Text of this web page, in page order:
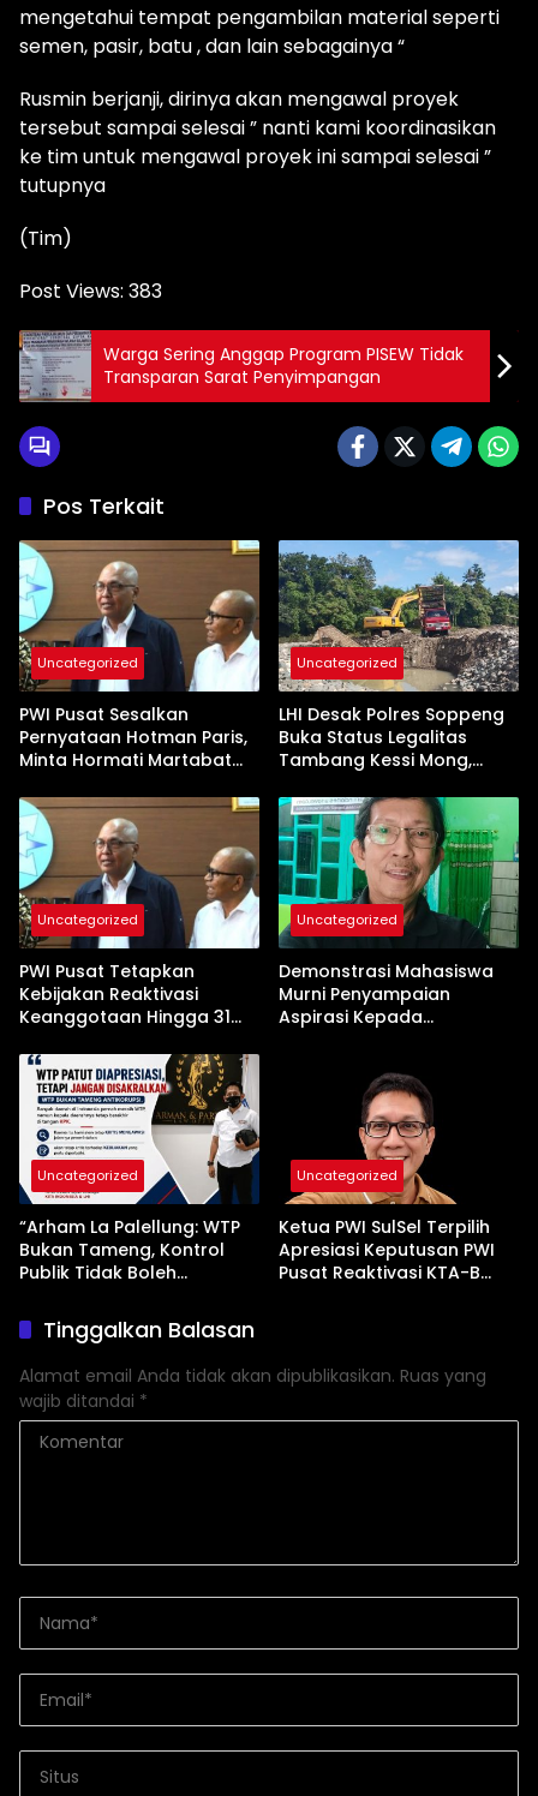
mengetahui tempat pengambilan material seperti
semen, pasir, batu , dan lain sebagainya “
Rusmin berjanji, dirinya akan mengawal proyek
tersebut sampai selesai ” nanti kami koordinasikan
ke tim untuk mengawal proyek ini sampai selesai ”
tutupnya
(Tim)
Post Views: 383
Warga Sering Anggap Program PISEW Tidak
Transparan Sarat Penyimpangan
Pos Terkait
Uncategorized
PWI Pusat Sesalkan
Pernyataan Hotman Paris,
Minta Hormati Martabat
Kemerdekaan Pers
Uncategorized
LHI Desak Polres Soppeng
Buka Status Legalitas
Tambang Kessi Mong,
Uncategorized
PWI Pusat Tetapkan
Kebijakan Reaktivasi
Keanggotaan Hingga 31
Uncategorized
Demonstrasi Mahasiswa
Murni Penyampaian
Aspirasi Kepada
Uncategorized
“Arham La Palellung: WTP
Bukan Tameng, Kontrol
Publik Tidak Boleh
Uncategorized
Ketua PWI SulSel Terpilih
Apresiasi Keputusan PWI
Pusat Reaktivasi KTA-B
Tinggalkan Balasan
Alamat email Anda tidak akan dipublikasikan. Ruas yang
wajib ditandai *